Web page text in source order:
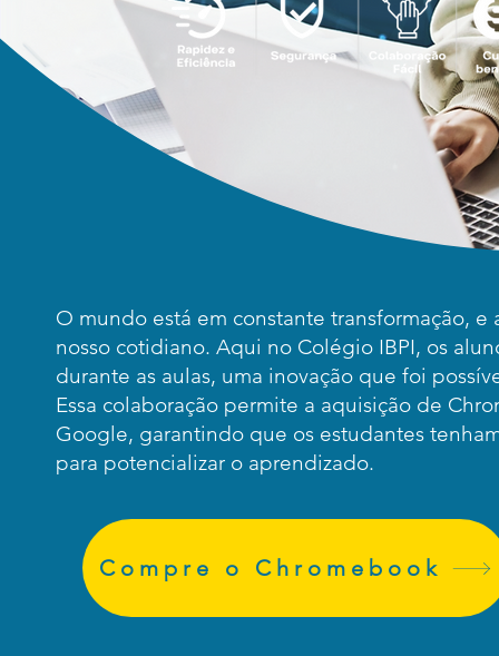
O mundo está em constante transformação,
nosso cotidiano. Aqui no Colégio IBPI, os
durante as aulas, uma inovação que foi
Essa colaboração permite a aquisição de
Google, garantindo que os estudantes
para potencializar o aprendizado.
Compre o Chromebook